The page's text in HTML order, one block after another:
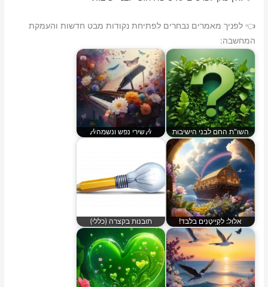
👈 לפניך מאמרים נבחרים לפתיחת נקודות מבט חדשות והעמקת
המחשבה:
השו"ת החם לבני הישיבות 🎶שירי נפש ונשמה🎶
אלול: לקַיְיטָנִים בלבד! תובנות בקצרה (כללי)